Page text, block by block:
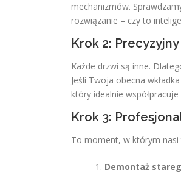
mechanizmów.
rozwiązanie – czy to
Krok 2:
Każde drzwi są inne.
Jeśli Twoja obecna
który idealnie
Krok 3:
To moment, w którym
Demontaż